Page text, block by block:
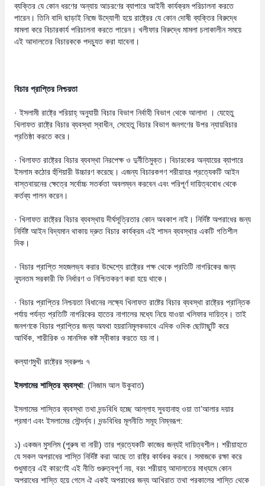
ব্যক্তির যে কোন ধরণের অন্যায় আচরণের ব্যাপারে আইনী কার্যক্রম পরিচালনা করতে
পারেন। তিনি বাদি ছাড়াই নিজে উদ্যোগী হয়ে রাষ্ট্রের যে কোন দোষী ব্যক্তির বিরুদ্ধে
মামলা করে বিচারকার্য পরিচালনা করতে পারেন। খলীফার বিরুদ্ধে মামলা চলাকালীন সময়ে
এই আদালতের বিচারককে পদচ্যুত করা যাবেনা।
বিচার প্রাপ্তির নিশ্চয়তা
· ইসলামী রাষ্ট্রে শরিয়াহ্ অনুযায়ী বিচার বিভাগ নির্বাহী বিভাগ থেকে আলাদা । যেহেতু
খিলাফত রাষ্ট্রে বিচার ব্যবস্থা স্বাধীন, সেহেতু বিচার বিভাগ জনগণের উপর ন্যায়বিচার
প্রতিষ্ঠা করতে করে।
· খিলাফত রাষ্ট্রের বিচার ব্যবস্থা নিরপেক্ষ ও দুর্নীতিমুক্ত। বিচারকের অন্যায়ের ব্যাপারে
ইসলাম কঠোর হুঁশিয়ারী উচ্চারণ করেছে। এজন্য বিচারকগণ শরীয়াহর প্রত্যেকটি আইন
বাস্তবায়নের ক্ষেত্রে সর্বোচ্চ সতর্কতা অবলম্বন করবেন এবং পরিপূর্ণ দায়িত্ববোধ থেকে
কর্তব্য পালন করেন।
· খিলাফত রাষ্ট্রের বিচার ব্যবস্থায় দীর্ঘসূত্রিতার কোন অবকাশ নাই। নির্দিষ্ট অপরাধের জন্য
নির্দিষ্ট আইন বিদ্যমান থাকায় দ্রুত বিচার কার্যক্রম এই শাসন ব্যবস্থার একটি গতিশীল
দিক।
· বিচার প্রাপ্তি সহজলভ্য করার উদ্দেশ্যে রাষ্ট্রের পক্ষ থেকে প্রতিটি নাগরিকের জন্য
ন্যূনতম সরকারী ফি নির্ধারণ ও নিশ্চিতকরণ করা হয়ে থাকে।
· বিচার প্রাপ্তির নিশ্চয়তা বিধানের লক্ষ্যে খিলাফত রাষ্টের বিচার ব্যবস্থা রাষ্ট্রের প্রান্তিক
পর্যায় পর্যন্ত প্রতিটি নাগরিকের হাতের নাগালের মধ্যে নিয়ে যাওয়া খলিফার দায়িত্ব। তাই
জনগণকে বিচার প্রাপ্তির জন্য অযথা হয়রানিমূলকভাবে এদিক ওদিক ছোটাছুটি করে
আর্থিক, শারীরিক ও মানসিক কষ্ট স্বীকার করতে হয় না।
কল্যাণমুখী রাষ্ট্রের স্বরুপঃ ৭
ইসলামের শাস্তির ব্যবস্থা: (নিজাম আল উকুবাত)
ইসলামের শাস্তির ব্যবস্থা তথা দন্ডবিধি হচ্ছে আল্লাহ সুবহানাহু ওয়া তা’আলার দয়ার
প্রমাণ এবং ইসলামের সৌন্দর্য্য। দন্ডবিধির মূলনীতি সমূহ নিম্নরূপ:
১) একজন মুসলিম (পুরুষ বা নারী) তার প্রত্যেকটি কাজের জন্যই দায়িত্বশীল। শরীয়াহতে
যে সকল অপরাধের শাস্তি নির্দিষ্ট করা আছে তা রাষ্ট্র কার্যকর করবে। সমাজকে রক্ষা করে
শুধুমাত্র এই কারণেই এই নীতি গুরুত্বপূর্ণ নয়, বরং শরীয়াহ্ আদালতের মাধ্যমে কোন
অপরাধের শাস্তি হয়ে গেলে ঐ একই অপরাধের জন্য আখিরাত তথা পরকালের শাস্তি থেকে